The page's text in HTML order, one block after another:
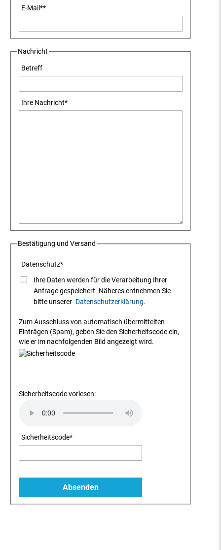
E-Mail**
Nachricht
Betreff
Ihre Nachricht*
Bestätigung und Versand
Datenschutz*
Ihre Daten werden für die Verarbeitung Ihrer
Anfrage gespeichert. Näheres entnehmen Sie
bitte unserer Datenschutzerklärung.
Zum Ausschluss von automatisch übermittelten
Einträgen (Spam), geben Sie den Sicherheitscode ein,
wie er im nachfolgenden Bild angezeigt wird.
Sicherheitscode vorlesen:
Sicherheitscode*